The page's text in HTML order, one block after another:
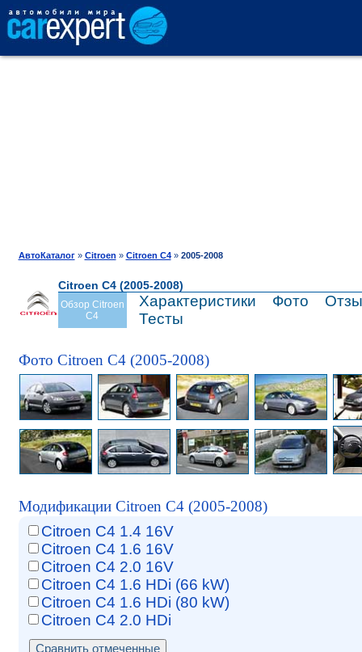
ТЕСТ-ДРАЙВ
ПРОДАЖА
АвтоКаталог» Citroen » Citroen C4» 2005-2008
Citroen C4 (2005-2008)
Обзор Citroen
C4
Характеристики Фото
Тесты
Фото Citroen C4 (2005-2008)
Модификации Citroen C4 (2005-2008)
Citroen C4 1.4 16V
Citroen C4 1.6 16V
Citroen C4 2.0 16V
Citroen C4 1.6 HDi (66 kW)
Citroen C4 1.6 HDi (80 kW)
Citroen C4 2.0 HDi